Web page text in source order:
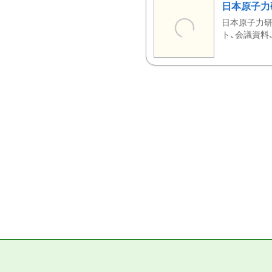
日本原子
日本原子力
ト、会議資